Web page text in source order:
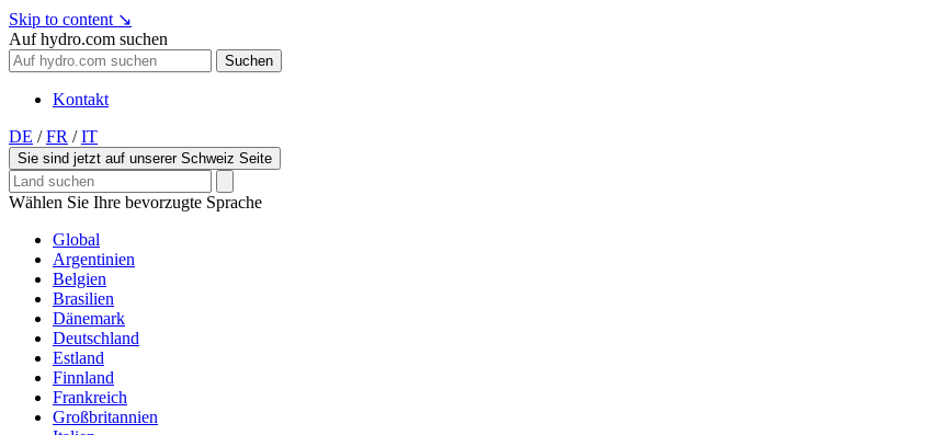
Skip to content ↘
Auf hydro.com suchen
Suchen
Kontakt
DE / FR / IT
Sie sind jetzt auf unserer Schweiz Seite
Wählen Sie Ihre bevorzugte Sprache
Global
Argentinien
Belgien
Brasilien
Dänemark
Deutschland
Estland
Finnland
Frankreich
Großbritannien